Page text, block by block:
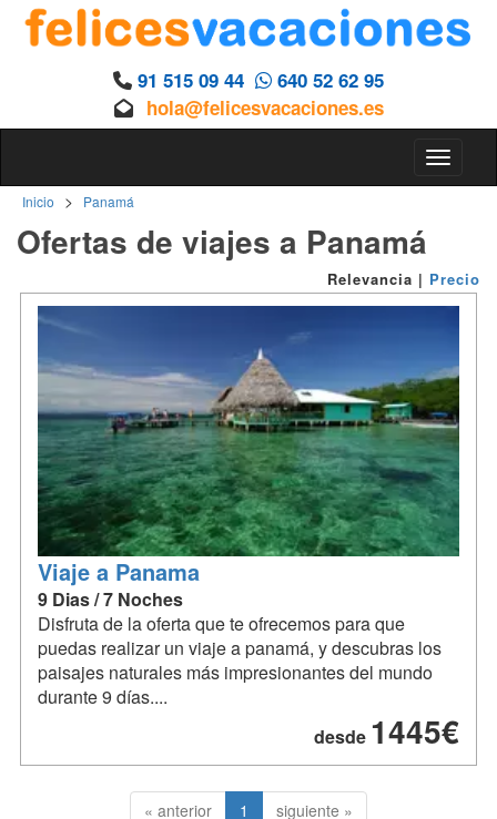
91 515 09 44
640 52 62 95
hola@felicesvacaciones.es
Toggle
Inicio > Panamá
Ofertas de viajes a Panamá
Relevancia | Precio
Viaje a Panama
9 Dias / 7 Noches
Disfruta de la oferta que te ofrecemos para que
puedas realizar un viaje a panamá, y descubras los
paisajes naturales más impresionantes del mundo
durante 9 días....
desde 1445€
« anterior 1 siguiente »